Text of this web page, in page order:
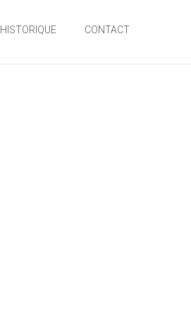
HISTORIQUE CONTACT